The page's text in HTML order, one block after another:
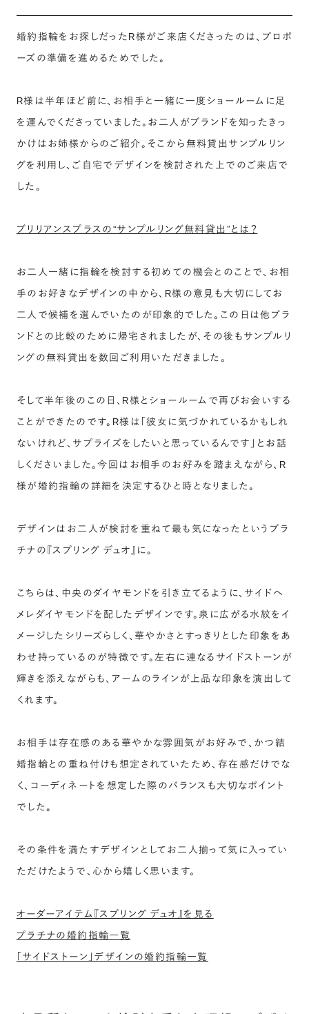
婚約指輪をお探しだったR様がご来店くださったのは、プロポ
ーズの準備を進めるためでした。
R様は半年ほど前に、お相手と一緒に一度ショールームに足
を運んでくださっていました。お二人がブランドを知ったきっ
かけはお姉様からのご紹介。そこから無料貸出サンプルリン
グを利用し、ご自宅でデザインを検討された上でのご来店で
した。
ブリリアンスプラスの“サンプルリング無料貸出”とは？
お二人一緒に指輪を検討する初めての機会とのことで、お相
手のお好きなデザインの中から、R様の意見も大切にしてお
二人で候補を選んでいたのが印象的でした。この日は他ブラ
ンドとの比較のために帰宅されましたが、その後もサンプルリ
ングの無料貸出を数回ご利用いただきました。
そして半年後のこの日、R様とショールームで再びお会いする
ことができたのです。R様は「彼女に気づかれているかもしれ
ないけれど、サプライズをしたいと思っているんです」とお話
しくださいました。今回はお相手のお好みを踏まえながら、R
様が婚約指輪の詳細を決定するひと時となりました。
デザインはお二人が検討を重ねて最も気になったというプラ
チナの『スプリング デュオ』に。
こちらは、中央のダイヤモンドを引き立てるように、サイドへ
メレダイヤモンドを配したデザインです。泉に広がる水紋をイ
メージしたシリーズらしく、華やかさとすっきりとした印象をあ
わせ持っているのが特徴です。左右に連なるサイドストーンが
輝きを添えながらも、アームのラインが上品な印象を演出して
くれます。
お相手は存在感のある華やかな雰囲気がお好みで、かつ結
婚指輪との重ね付けも想定されていたため、存在感だけでな
く、コーディネートを想定した際のバランスも大切なポイント
でした。
その条件を満たすデザインとしてお二人揃って気に入ってい
ただけたようで、心から嬉しく思います。
オーダーアイテム『スプリング デュオ』を見る
プラチナの婚約指輪一覧
「サイドストーン」デザインの婚約指輪一覧